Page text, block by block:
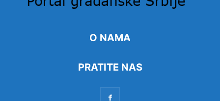
O NAMA
PRATITE NAS